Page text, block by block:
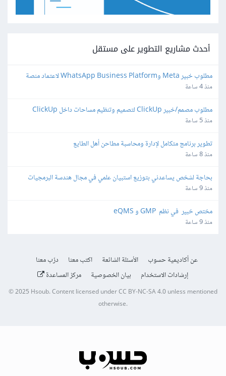
أحدث مشاريع التطوير على مستقل
واتساب
منذ 4 ساعة
مطلوب مصمم/خبير ClickUp لتصميم وتنظيم مساحات داخل ClickUp
منذ 5 ساعة
تطوير برنامج متكامل لإدارة ومحاسبة مطاحن أهل الطايع
منذ 8 ساعة
بحاجة لشخص يساعدني بتوزيع استبيان علمي في مجال هندسة البرمجيات
منذ 9 ساعة
مختص خبير  في نظم  GMP و eQMS
منذ 9 ساعة
عن أكاديمية حسوب الأسئلة الشائعة اكتب معنا
درّب معنا
إرشادات الاستخدام
بيان الخصوصية مركز المساعدة
© 2025 Hsoub.Content licensed underCC BY-NC-SA 4.0unless mentioned
otherwise.